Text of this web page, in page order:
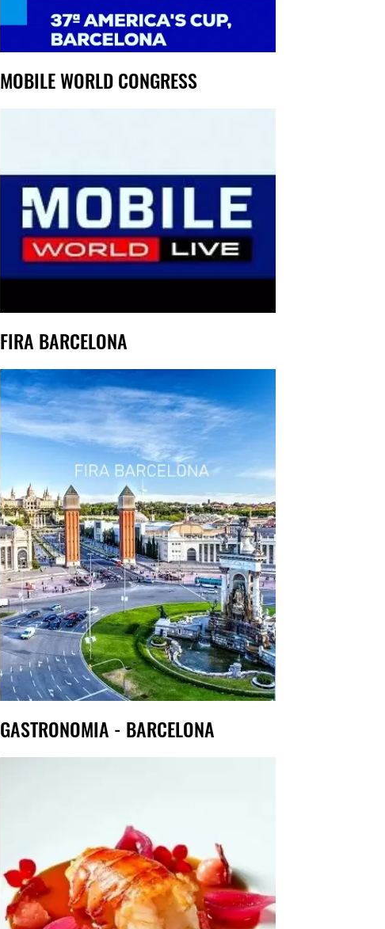
MOBILE WORLD CONGRESS
FIRA BARCELONA
GASTRONOMIA - BARCELONA